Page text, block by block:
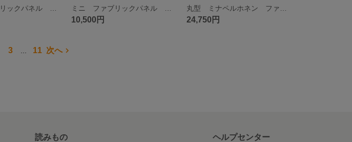
10,500円 24,750円
3 11 次へ
読みもの ヘルプセンター